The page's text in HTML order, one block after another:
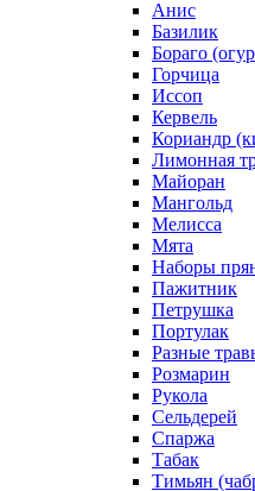
Анис
Базилик
Бораго
Горчица
Иссоп
Кервель
Кориандр
Лимонная
Майоран
Мангольд
Мелисса
Мята
Наборы
Пажитник
Петрушка
Портулак
Разные
Розмарин
Рукола
Сельдерей
Спаржа
Табак
Тимьян